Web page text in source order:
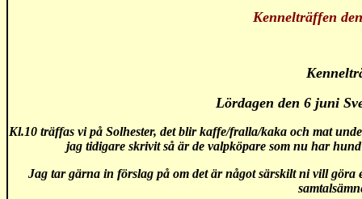
Kennelträffen
Lördagen den 6 juni
Kl.10 träffas vi på Solhester, det blir kaffe/fralla/kaka och mat
jag tidigare skrivit så är de valpköpare som nu har
Jag tar gärna in förslag på om det är något särskilt ni vill